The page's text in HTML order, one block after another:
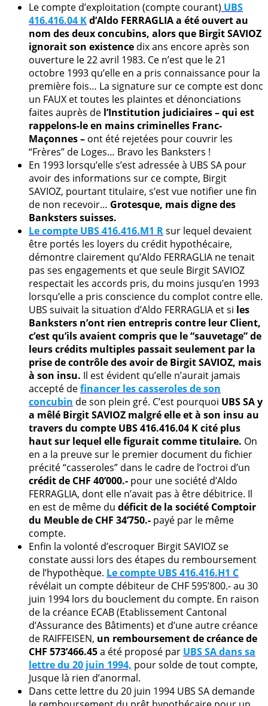
Le compte d’exploitation (compte courant) UBS
416.416.04 Kd’Aldo FERRAGLIA a été ouvert au
nom des deux concubins, alors que Birgit SAVIOZ
ignorait son existence dix ans encore après son
ouverture le 22 avril 1983. Ce n’est que le 21
octobre 1993 qu’elle en a pris connaissance pour la
première fois… La signature sur ce compte est donc
un FAUX et toutes les plaintes et dénonciations
faites auprès de l’Institution judiciaires – qui est
rappelons-le en mains criminelles Franc-
Maçonnes – ont été rejetées pour couvrir les
“Frères” de Loges… Bravo les Banksters !
En 1993 lorsqu’elle s’est adressée à UBS SA pour
avoir des informations sur ce compte, Birgit
SAVIOZ, pourtant titulaire, s’est vue notifier une fin
de non recevoir… Grotesque, mais digne des
Banksters suisses.
Le compte UBS 416.416.M1 Rsur lequel devaient
être portés les loyers du crédit hypothécaire,
démontre clairement qu’Aldo FERRAGLIA ne tenait
pas ses engagements et que seule Birgit SAVIOZ
respectait les accords pris, du moins jusqu’en 1993
lorsqu’elle a pris conscience du complot contre elle.
UBS suivait la situation d’Aldo FERRAGLIA et si les
Banksters n’ont rien entrepris contre leur Client,
c’est qu’ils avaient compris que le “sauvetage” de
leurs crédits multiples passait seulement par la
prise de contrôle des avoir de Birgit SAVIOZ, mais
à son insu. Il est évident qu’elle n’aurait jamais
accepté definancer les casseroles de son
concubin de son plein gré. C’est pourquoi UBS SA y
a mêlé Birgit SAVIOZ malgré elle et à son insu au
travers du compte UBS 416.416.04 K cité plus
haut sur lequel elle figurait comme titulaire. On
en a la preuve sur le premier document du fichier
précité “casseroles” dans le cadre de l’octroi d’un
crédit de CHF 40’000.- pour une société d’Aldo
FERRAGLIA, dont elle n’avait pas à être débitrice. Il
en est de même du déficit de la société Comptoir
du Meuble de CHF 34’750.- payé par le même
compte.
Enfin la volonté d’escroquer Birgit SAVIOZ se
constate aussi lors des étapes du remboursement
de l’hypothèque. Le compte UBS 416.416.H1 C
révélait un compte débiteur de CHF 595’800.- au 30
juin 1994 lors du bouclement du compte. En raison
de la créance ECAB (Etablissement Cantonal
d’Assurance des Bâtiments) et d’une autre créance
de RAIFFEISEN, un remboursement de créance de
CHF 573’466.45a été proposé par UBS SA dans sa
lettre du 20 juin 1994, pour solde de tout compte,
Jusque là rien d’anormal.
Dans cette lettre du 20 juin 1994 UBS SA demande